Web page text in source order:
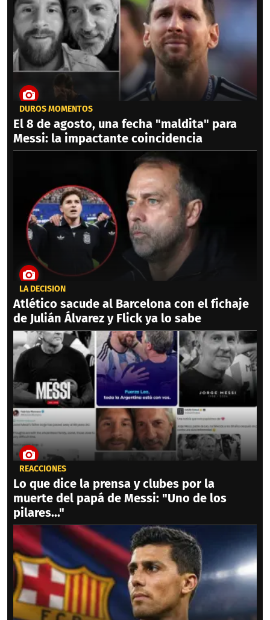
DUROS MOMENTOS
El 8 de agosto, una fecha "maldita" para
Messi: la impactante coincidencia
LA DECISIÓN
Atlético sacude al Barcelona con el fichaje
de Julián Álvarez y Flick ya lo sabe
REACCIONES
Lo que dice la prensa y clubes por la
muerte del papá de Messi: "Uno de los
pilares..."